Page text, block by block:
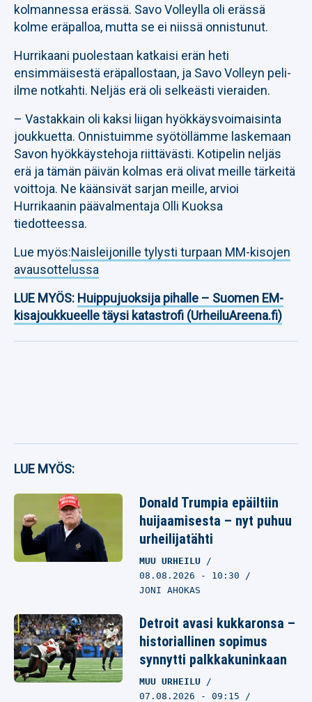
kolmannessa erässä. Savo Volleylla oli erässä
kolme eräpalloa, mutta se ei niissä onnistunut.
Hurrikaani puolestaan katkaisi erän heti
ensimmäisestä eräpallostaan, ja Savo Volleyn peli-
ilme notkahti. Neljäs erä oli selkeästi vieraiden.
– Vastakkain oli kaksi liigan hyökkäysvoimaisinta
joukkuetta. Onnistuimme syötöllämme laskemaan
Savon hyökkäystehoja riittävästi. Kotipelin neljäs
erä ja tämän päivän kolmas erä olivat meille tärkeitä
voittoja. Ne käänsivät sarjan meille, arvioi
Hurrikaanin päävalmentaja Olli Kuoksa
tiedotteessa.
Lue myös:Naisleijonille tylysti turpaan MM-kisojen
avausottelussa
LUE MYÖS: Huippujuoksija pihalle – Suomen EM-
kisajoukkueelle täysi katastrofi (UrheiluAreena.fi)
LUE MYÖS:
Donald Trumpia epäiltiin
huijaamisesta – nyt puhuu
urheilijatähti
MUU URHEILU
08.08.2026 - 10:30
JONI AHOKAS
Detroit avasi kukkaronsa –
historiallinen sopimus
synnytti palkkakuninkaan
MUU URHEILU
07.08.2026 - 09:15